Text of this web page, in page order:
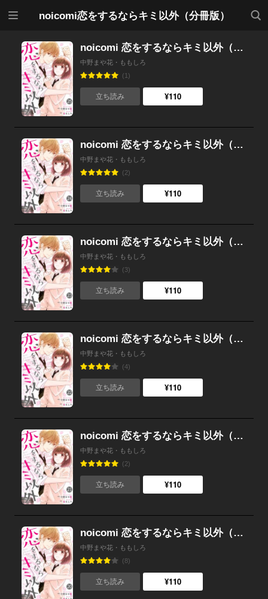
noicomi恋をするならキミ以外（分冊版）
検索
noicomi 恋をするならキミ以外（分冊版） 25話
中野まや花・ももしろ
(1)
立ち読み ¥110
noicomi 恋をするならキミ以外（分冊版） 24話
中野まや花・ももしろ
(2)
立ち読み ¥110
noicomi 恋をするならキミ以外（分冊版） 23話
中野まや花・ももしろ
(3)
立ち読み ¥110
noicomi 恋をするならキミ以外（分冊版） 22話
中野まや花・ももしろ
(4)
立ち読み ¥110
noicomi 恋をするならキミ以外（分冊版） 21話
中野まや花・ももしろ
(2)
立ち読み ¥110
noicomi 恋をするならキミ以外（分冊版） 20話
中野まや花・ももしろ
(8)
立ち読み ¥110